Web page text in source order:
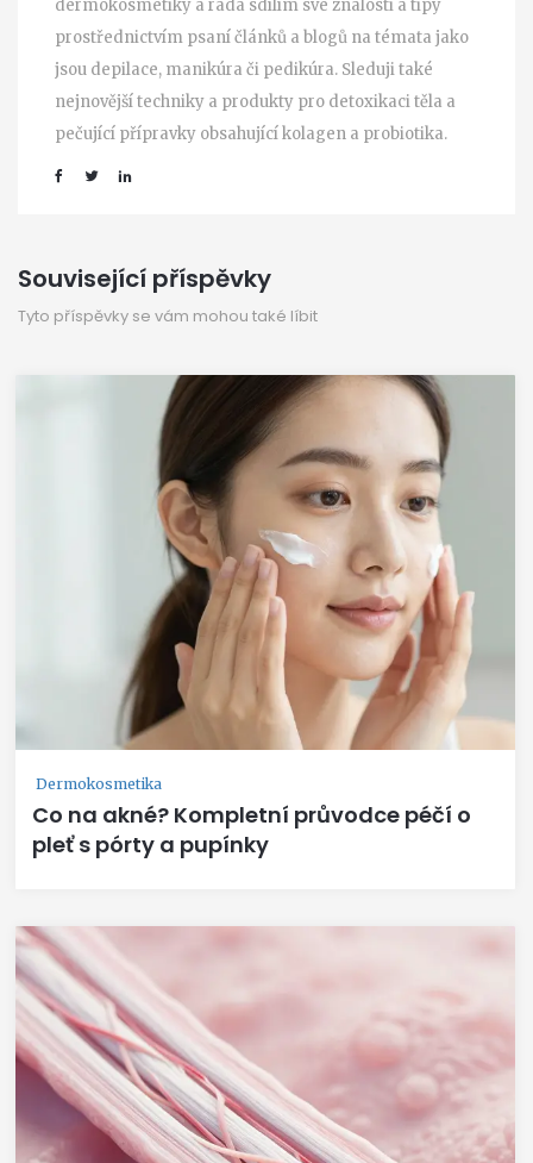
dermokosmetiky a ráda sdílím své znalosti a tipy
prostřednictvím psaní článků a blogů na témata jako
jsou depilace, manikúra či pedikúra. Sleduji také
nejnovější techniky a produkty pro detoxikaci těla a
pečující přípravky obsahující kolagen a probiotika.
Související příspěvky
Tyto příspěvky se vám mohou také líbit
Dermokosmetika
Co na akné? Kompletní průvodce péčí o
pleť s pórty a pupínky